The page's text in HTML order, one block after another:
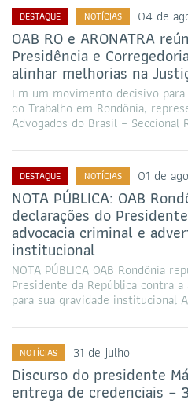
DESTAQUE NOTÍCIAS 04 de
OAB RO e ARONATRA
Presidência e
alinhar melhorias na
Em um movimento decisivo
do Trabalho em Rondônia,
Advogados do Brasil – Seccional
DESTAQUE NOTÍCIAS 01 de
NOTA PÚBLICA: OAB
declarações do
advocacia criminal e
institucional
NOTA PÚBLICA OAB Rondônia
Presidente da República contra
para sua gravidade institucional
NOTÍCIAS 31 de julho
Discurso do presidente
entrega de credenciais –